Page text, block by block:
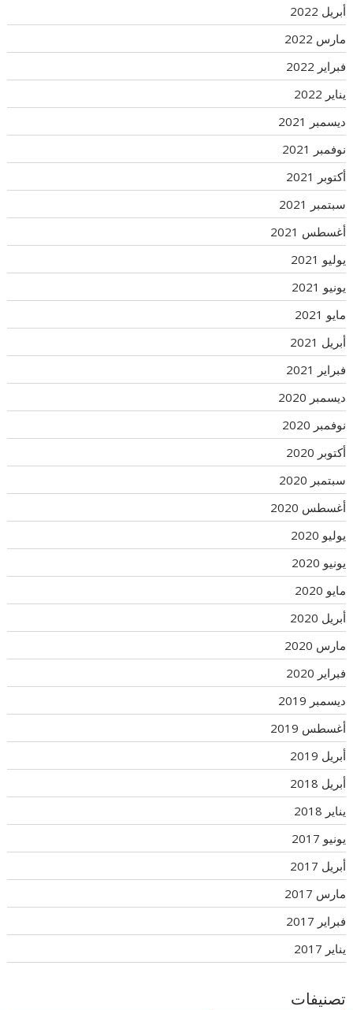
أبريل 2022
مارس 2022
فبراير 2022
يناير 2022
ديسمبر 2021
نوفمبر 2021
أكتوبر 2021
سبتمبر 2021
أغسطس 2021
يوليو 2021
يونيو 2021
مايو 2021
أبريل 2021
فبراير 2021
ديسمبر 2020
نوفمبر 2020
أكتوبر 2020
سبتمبر 2020
أغسطس 2020
يوليو 2020
يونيو 2020
مايو 2020
أبريل 2020
مارس 2020
فبراير 2020
ديسمبر 2019
أغسطس 2019
أبريل 2019
أبريل 2018
يناير 2018
يونيو 2017
أبريل 2017
مارس 2017
فبراير 2017
يناير 2017
تصنيفات